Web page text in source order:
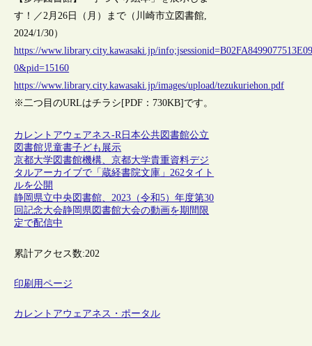
す！／2月26日（月）まで（川崎市立図書館,
2024/1/30）
https://www.library.city.kawasaki.jp/
0&pid=15160
https://www.library.city.kawasaki.jp/images/upload/tezukuriehon.pdf
※二つ目のURLはチラシ[PDF：730KB]です。
カレントアウェアネス-R日本公共図書館公立
図書館児童書子ども 展示
京都大学図書館機構、京都大学貴重資料デジ
タルアーカイブで「蔵経書院文庫」262タイト
ルを公開
静岡県立中央図書館、2023（令和5）年度第30
回記念大会静岡県図書館大会の動画を期間限
定で配信中
累計アクセス数:202
印刷用ページ
カレントアウェアネス・ポータル